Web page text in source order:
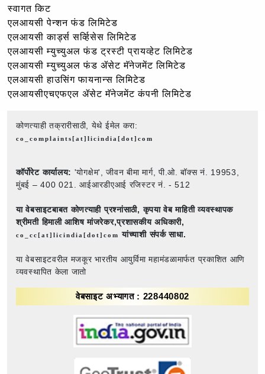
स्वागत किट
एलआयसी पेन्शन फंड लिमिटेड
एलआयसी कार्ड्स सर्व्हिसेस लिमिटेड
एलआयसी म्युच्युअल फंड ट्रस्टी प्रायव्हेट लिमिटेड
एलआयसी म्युच्युअल फंड ॲसेट मॅनेजमेंट लिमिटेड
एलआयसी हाउसिंग फायनान्स लिमिटेड
एलआयसीएचएफएल ॲसेट मॅनेजमेंट कंपनी लिमिटेड
कोणत्याही तक्रारीसाठी, येथे ईमेल करा:
co_complaints[at]licindia[dot]com
कॉर्पोरेट कार्यालय: 'योगक्षेम', जीवन बीमा मार्ग, पी.ओ. बॉक्स नं. 19953,
मुंबई – 400 021. आईआरडीएआई रजिस्टर नं. - 512
या वेबसाइटबाबत कोणत्याही प्रश्नांसाठी, कृपया वेब माहिती व्यवस्थापक
श्रीमती हिमाली आशिष मांजरेकर,प्रशासकीय अधिकारी,
co_cc[at]licindia[dot]comयांच्याशी संपर्क साधा.
या वेबसाइटवरील मजकूर भारतीय आयुर्विमा महामंडळामार्फत प्रकाशित आणि
व्यवस्थापित केला जातो
वेबसाइट अभ्यागत : 228440802